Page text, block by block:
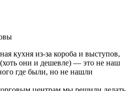
кухня из-за короба и выступов,
они и дешевле) — это не наш
где были, но не нашли